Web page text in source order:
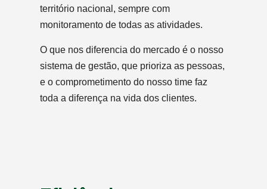
território nacional, sempre com
monitoramento de todas as atividades.
O que nos diferencia do mercado é o nosso
sistema de gestão, que prioriza as pessoas,
e o comprometimento do nosso time faz
toda a diferença na vida dos clientes.